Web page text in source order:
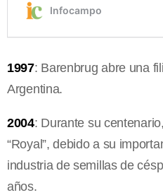
1997: Barenbrug abre una
Argentina.
2004: Durante su
“Royal”, debido a su
industria de semillas de
años.